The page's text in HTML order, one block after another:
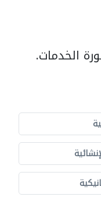
الخدمات.